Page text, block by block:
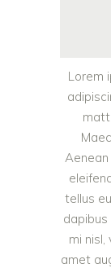
Lorem
tellus
dapibus
mi
amet